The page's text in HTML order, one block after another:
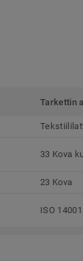
Tarkettin
33 Kova
23 Kova
ISO 14001